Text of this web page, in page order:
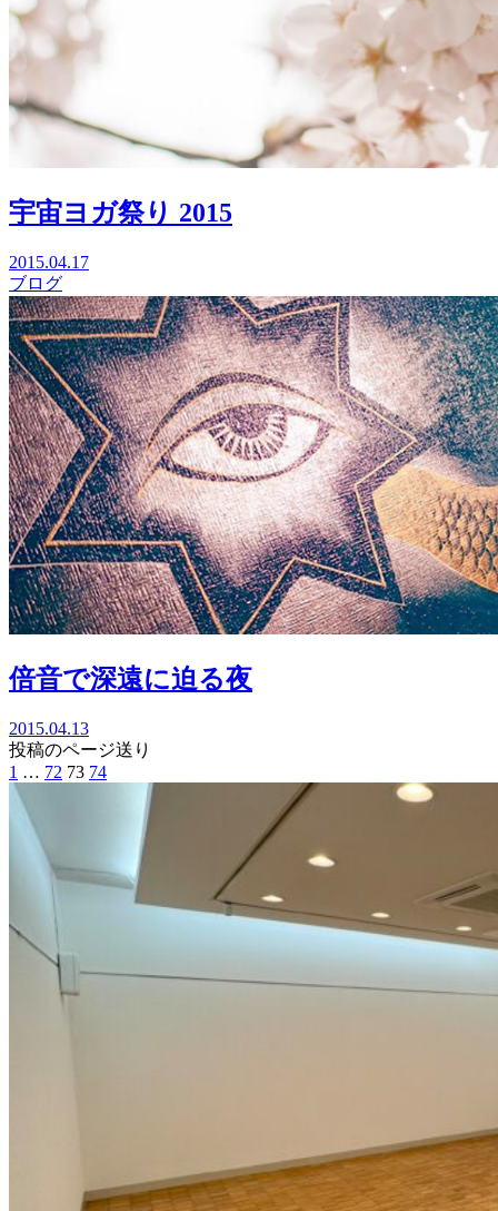
宇宙ヨガ祭り 2015
2015.04.17
ブログ
倍音で深遠に迫る夜
2015.04.13
投稿のページ送り
1 … 72 73 74